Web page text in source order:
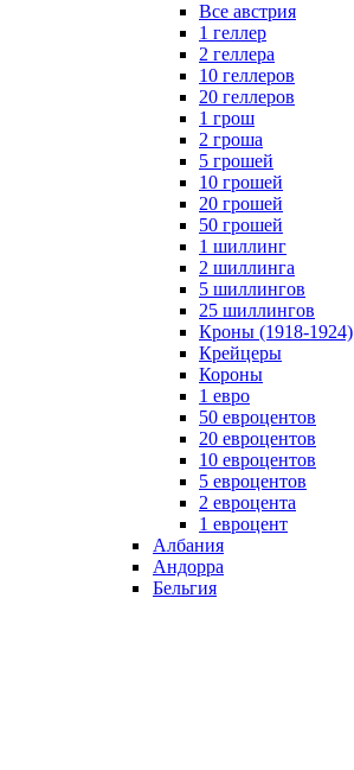
Все австрия
1 геллер
2 геллера
10 геллеров
20 геллеров
1 грош
2 гроша
5 грошей
10 грошей
20 грошей
50 грошей
1 шиллинг
2 шиллинга
5 шиллингов
25 шиллингов
Кроны (1918-1924)
Крейцеры
Короны
1 евро
50 евроцентов
20 евроцентов
10 евроцентов
5 евроцентов
2 евроцента
1 евроцент
Албания
Андорра
Бельгия